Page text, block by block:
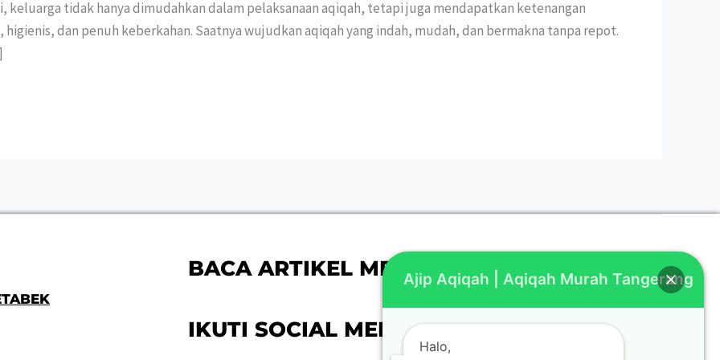
keluarga tidak hanya dimudahkan dalam pelaksanaan aqiqah, tetapi juga mendapatkan ketenangan
dan penuh keberkahan. Saatnya wujudkan aqiqah yang indah, mudah, dan bermakna tanpa repot.
BACA ARTIKEL MENARIK :
IKUTI SOCIAL MEDIA KAMI :
Ajip Aqiqah | Aqiqah Murah Tangerang
Halo,